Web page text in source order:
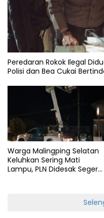
Peredaran Rokok Ilegal
Polisi dan Bea Cukai
Warga Malingping Selatan
Keluhkan Sering Mati
Lampu, PLN Didesak Segera